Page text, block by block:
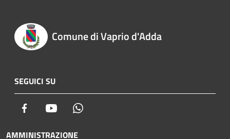
Comune di Vaprio d'Adda
SEGUICI SU
Facebook Youtube
AMMINISTRAZIONE